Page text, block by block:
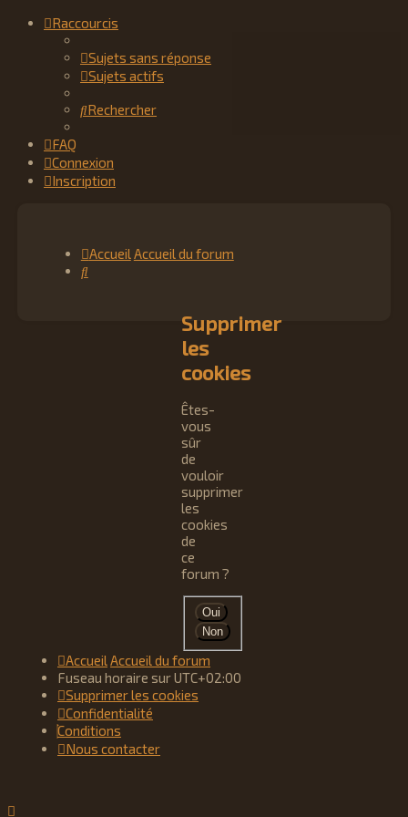
Raccourcis
Sujets sans réponse
Sujets actifs
Rechercher
FAQ
Connexion
Inscription
AccueilAccueil du forum
Rechercher
Supprimer
les
cookies
Êtes-
vous
sûr
de
vouloir
supprimer
les
cookies
de
ce
forum ?
AccueilAccueil du forum
Fuseau horaire surUTC+02:00
Supprimer les cookies
Confidentialité
Conditions
Nous contacter